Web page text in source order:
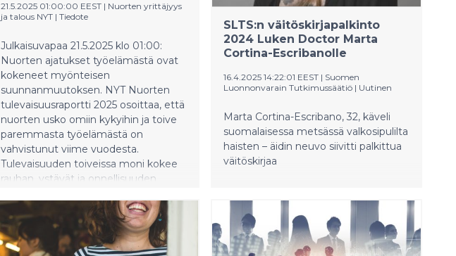
21.5.2025 01:00:00 EEST | Nuorten yrittäjyys
ja talous NYT | Tiedote
Julkaisuvapaa 21.5.2025 klo 01:00:
Nuorten ajatukset työelämästä ovat
kokeneet myönteisen
suunnanmuutoksen. NYT Nuorten
tulevaisuusraportti 2025 osoittaa, että
nuorten usko omiin kykyihin ja toive
paremmasta työelämästä on
vahvistunut viime vuodesta.
Tulevaisuuden toiveissa moni kokee
rauhan, ystävät ja onnellisuuden
SLTS:n väitöskirjapalkinto
2024 Luken Doctor Marta
Cortina-Escribanolle
16.4.2025 14:22:01 EEST | Suomen
Luonnonvarain Tutkimussäätiö | Uutinen
Marta Cortina-Escribano, 32, käveli
suomalaisessa metsässä valkosipulilta
haisten – äidin neuvo siivitti palkittua
väitöskirjaa